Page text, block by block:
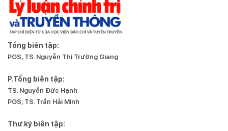
Tổng biên tập:
PGS, TS. Nguyễn Thị Trường Giang
P.Tổng biên tập:
TS. Nguyễn Đức Hạnh
PGS, TS. Trần Hải Minh
Thư ký biên tập: